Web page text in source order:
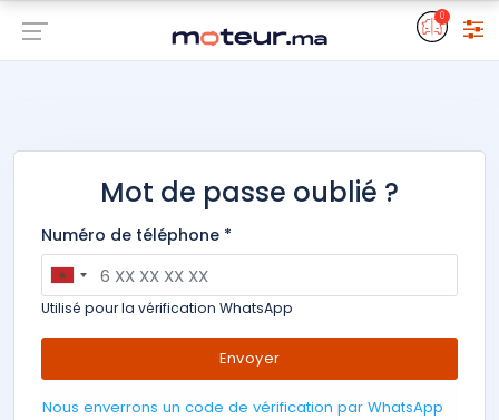
0
Mot de passe oublié ?
Numéro de téléphone *
Utilisé pour la vérification WhatsApp
Envoyer
Nous enverrons un code de vérification par WhatsApp